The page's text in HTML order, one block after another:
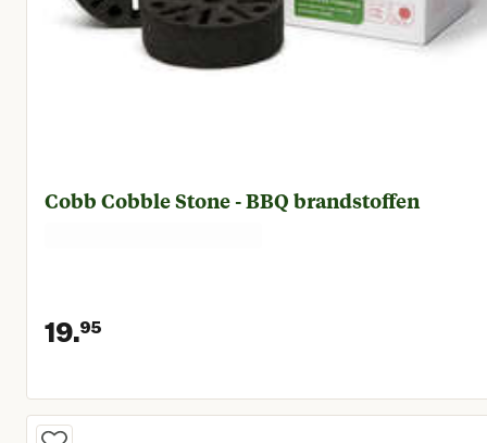
Cobb Cobble Stone - BBQ brandstoffen
19.95
Huidige prijs € 19,95